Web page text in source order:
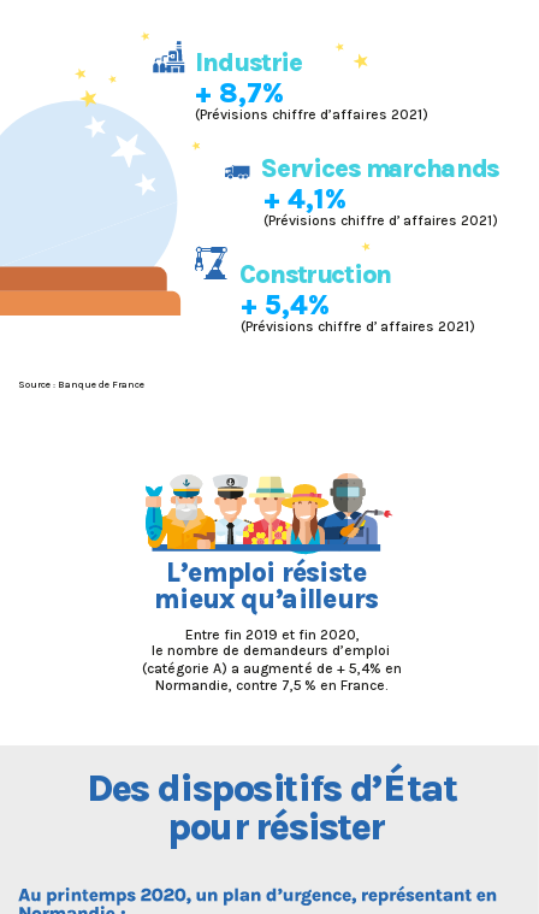
Industrie
+ 8,7%
(Prévisions chiffre d’affaires 2021)
   Se
rvices marchands
+ 4,1%
(Prévisions chiffre d’ affaires 2021)
   Cons
truction
+ 5,4%
(Prévisions chiffre d’ affaires 2021)
Source : Banque de France
L’emploi résiste
mieux qu’ailleurs
le nombre de demandeurs d’emploi
(catégorie A) a augmenté de + 5,4% en
Normandie, contre 7,5 % en France.
Entre fin 2019 et fin 2020,
Des dispositifs d’État
pour résister